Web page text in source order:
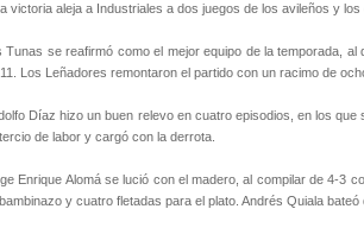
victoria aleja a Industriales a dos juegos de los avileños y
Tunas se reafirmó como el mejor equipo de la temporada,
Los Leñadores remontaron el partido con un racimo de
Díaz hizo un buen relevo en cuatro episodios, en los
de labor y cargó con la derrota.
Enrique Alomá se lució con el madero, al compilar de 4-3
y cuatro fletadas para el plato. Andrés Quiala